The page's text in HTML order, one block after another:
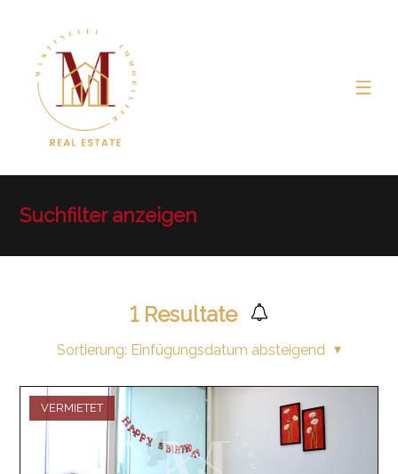
Suchfilter anzeigen
1Resultate
Sortierung: Einfügungsdatum absteigend
VERMIETET